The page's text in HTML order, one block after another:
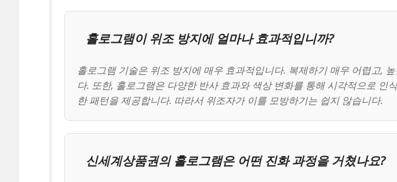
홀로그램이 위조 방지에 얼마나 효과적입니까?
홀로그램 기술은 위조 방지에 매우 효과적입니다. 복제하기 매우 어렵고,
다. 또한, 홀로그램은 다양한 반사 효과와 색상 변화를 통해 시각적으로 인
한 패턴을 제공합니다. 따라서 위조자가 이를 모방하기는 쉽지 않습니다.
신세계상품권의 홀로그램은 어떤 진화 과정을 거쳤나요?